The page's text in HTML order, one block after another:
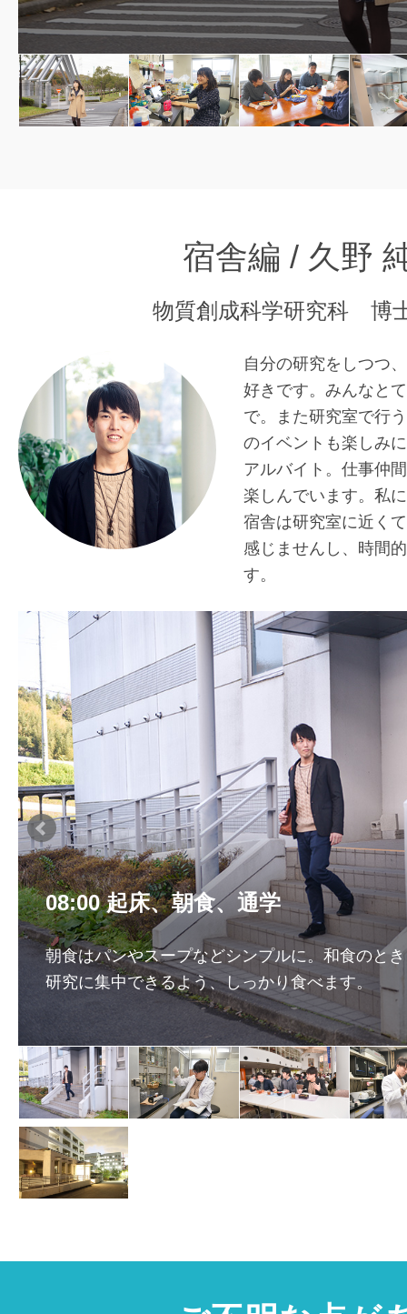
宿舎編 / 久野
物質創成科学研究科 博
自分の研究をしつつ
好きです。みんなと
で。また研究室で行
のイベントも楽しみ
アルバイト。仕事仲
楽しんでいます。私
宿舎は研究室に近く
感じませんし、時間
す。
08:00 起床、朝食、通学
朝食はパンやスープなどシンプルに。和食のと
研究に集中できるよう、しっかり食べます。